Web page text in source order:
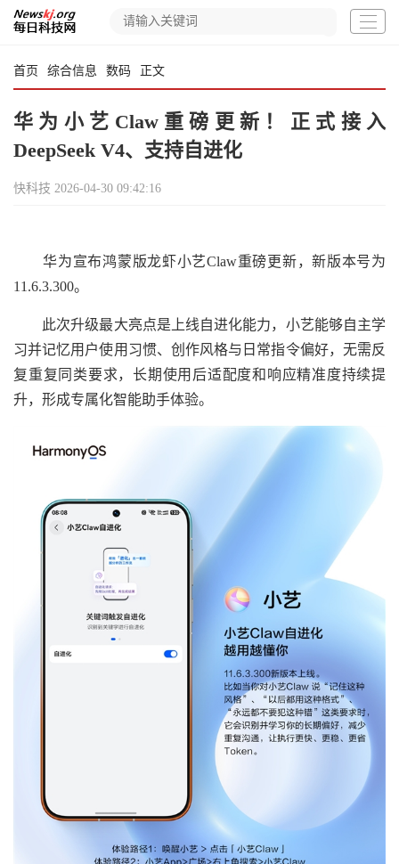
首页 综合信息 数码 正文
华为小艺Claw重磅更新！正式接入
DeepSeek V4、支持自进化
快科技 2026-04-30 09:42:16
华为宣布鸿蒙版龙虾小艺Claw重磅更新，新版本号为
11.6.3.300。
此次升级最大亮点是上线自进化能力，小艺能够自主学
习并记忆用户使用习惯、创作风格与日常指令偏好，无需反
复重复同类要求，长期使用后适配度和响应精准度持续提
升，形成专属化智能助手体验。